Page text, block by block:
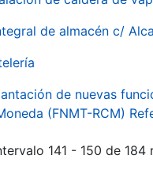
de almacén c/
de nuevas
(FNMT-RCM)
141 - 150 de 184